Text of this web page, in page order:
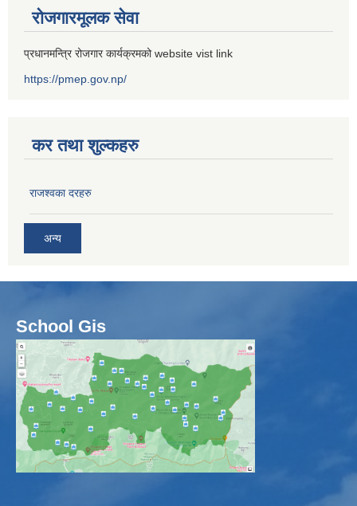
रोजगारमूलक सेवा
प्रधानमन्त्रि रोजगार कार्यक्रमको website vist link
https://pmep.gov.np/
कर तथा शुल्कहरु
राजश्वका दरहरु
अन्य
School Gis